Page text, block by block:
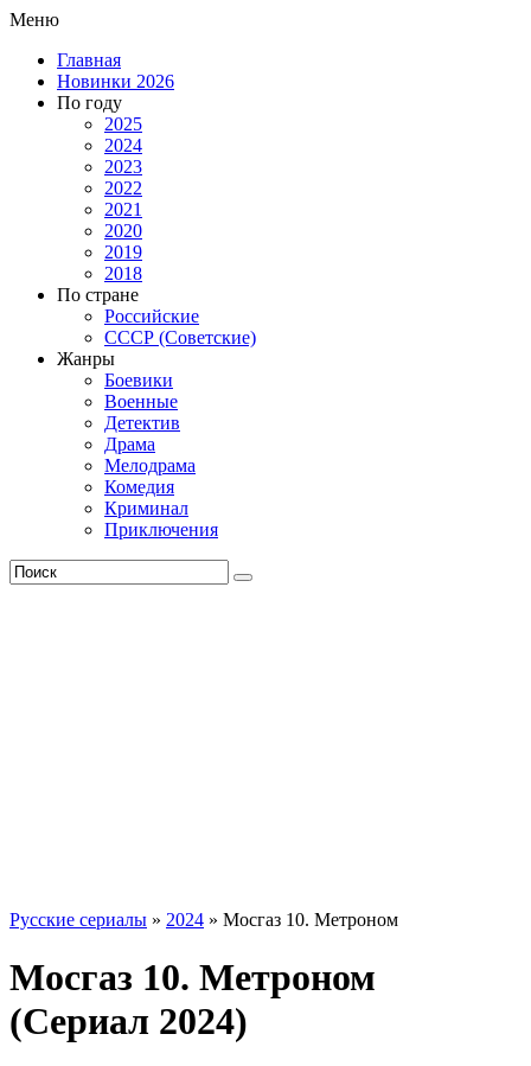
Меню
Главная
Новинки 2026
По году
2025
2024
2023
2022
2021
2020
2019
2018
По стране
Российские
СССР (Советские)
Жанры
Боевики
Военные
Детектив
Драма
Мелодрама
Комедия
Криминал
Приключения
Русские сериалы » 2024 » Мосгаз 10. Метроном
Мосгаз 10. Метроном
(Сериал 2024)